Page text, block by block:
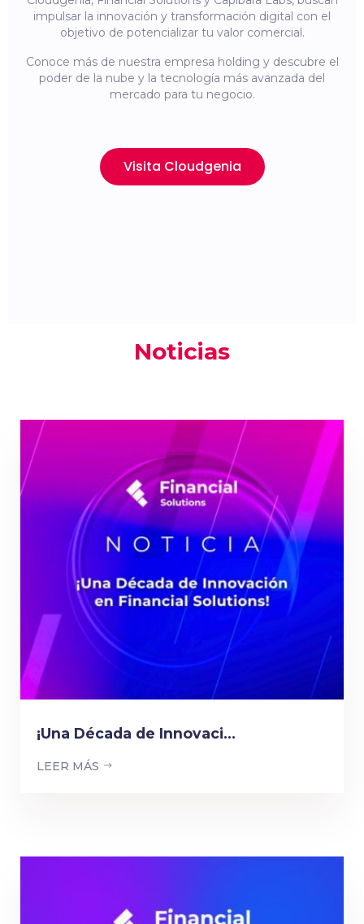
impulsar la innovación y transformación digital con el
objetivo de potencializar tu valor comercial.
Conoce más de nuestra empresa holding y descubre el
poder de la nube y la tecnología más avanzada del
mercado para tu negocio.
Visita Cloudgenia
Noticias
¡Una Década de Innovaci...
LEER MÁS